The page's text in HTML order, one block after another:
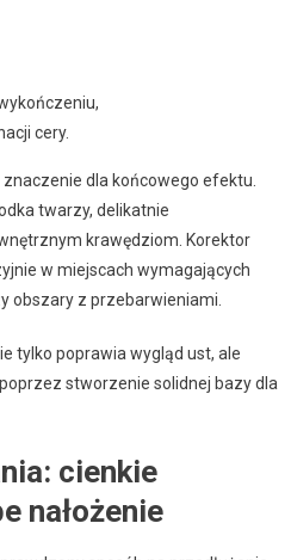
cery.
dla końcowego efektu.
twarzy, delikatnie
krawędziom. Korektor
w miejscach wymagających
obszary z przebarwieniami.
tylko poprawia wygląd ust, ale
stworzenie solidnej bazy dla
cienkie
nałożenie